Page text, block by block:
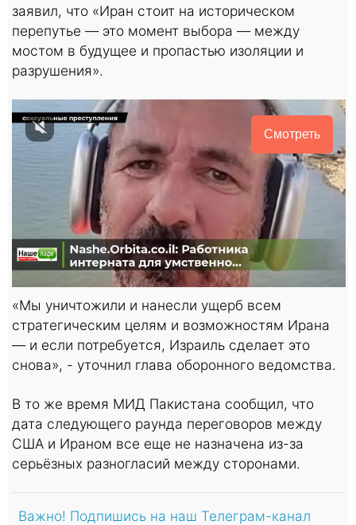
заявил, что «Иран стоит на историческом
перепутье — это момент выбора — между
мостом в будущее и пропастью изоляции и
разрушения».
Смотреть
«Мы уничтожили и нанесли ущерб всем
стратегическим целям и возможностям Ирана
— и если потребуется, Израиль сделает это
снова», - уточнил глава оборонного ведомства.
В то же время МИД Пакистана сообщил, что
дата следующего раунда переговоров между
США и Ираном все еще не назначена из-за
серьёзных разногласий между сторонами.
Важно! Подпишись на наш Телеграм-канал